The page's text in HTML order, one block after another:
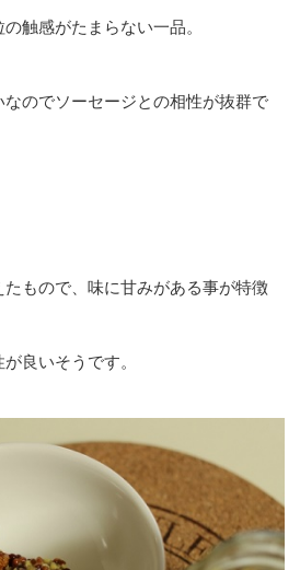
触感がたまらない一品。
のでソーセージとの相性が抜群で
もので、味に甘みがある事が特徴
良いそうです。